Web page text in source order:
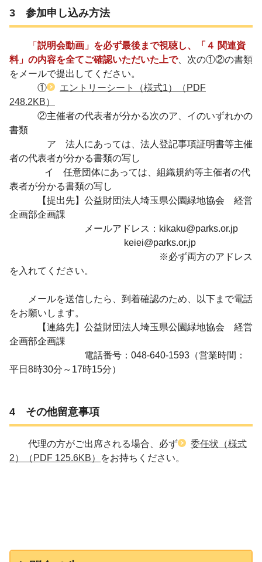
3 参加申し込み方法
「 説明会動画」を必ず最後まで視聴し、「 ４ 関連資
料」の内容を全てご確認いただいた上で、次の①②の書類
をメールで提出してください。
①
エントリーシート（様式1）
（PDF
248.2KB）
②主催者の代表者が分かる次のア、イのいずれかの
書類
ア 法人にあっては、法人登記事項証明書等主催
者の代表者が分かる書類の写し
イ 任意団体にあっては、組織規約等主催者の代
表者が分かる書類の写し
【提出先】公益財団法人埼玉県公園緑地協会 経営
企画部企画課
メールアドレス：kikaku@parks.or.jp
keiei@parks.or.jp
※必ず両方のアドレス
を入れてください。
メールを送信したら、到着確認のため、以下まで電話
をお願いします。
【連絡先】公益財団法人埼玉県公園緑地協会 経営
企画部企画課
電話番号：048-640-1593（営業時間：
平日8時30分～17時15分）
4 その他留意事項
代理の方がご出席される場合、必ず
委任状（様式
2）
（PDF 125.6KB） をお持ちください。